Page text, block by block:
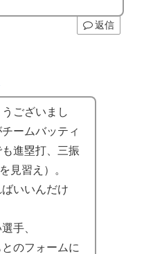
返信
ございまし
ームバッティ
進塁打、三振
見習え）。
いいんだけ
手、
のフォームに